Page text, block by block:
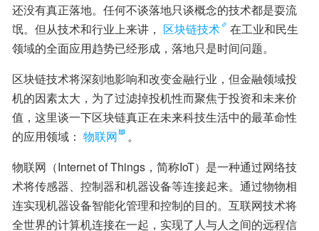
还没有真正落地。任何不谈落地只谈概念的技术都是耍流
氓。但从技术和行业上来讲， 区块链技术
在工业和民生
领域的全面应用趋势已经形成，落地只是时间问题。
区块链技术将深刻地影响和改变金融行业，但金融领域投
机的因素太大，为了过滤掉投机性而聚焦于投资和未来价
值，这里谈一下区块链真正在未来科技生活中的最革命性
的应用领域： 物联网
。
物联网（Internet of Things，简称IoT）是一种通过网络技
术将传感器、控制器和机器设备等连接起来。通过物物相
连实现机器设备智能化管理和控制的目的。互联网技术将
全世界的计算机连接在一起，实现了人与人之间的远程信